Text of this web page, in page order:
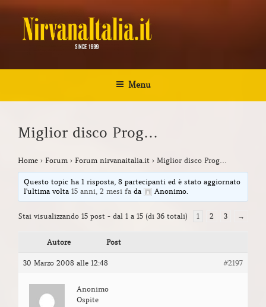
Salta
contenuto
NIRVANA ITALIA
Menu
Miglior disco Prog…
Home › Forum › Forum nirvanaitalia.it › Miglior disco Prog…
Questo topic ha 1 risposta, 8 partecipanti ed è stato aggiornato
l'ultima volta15 anni, 2 mesi fa da Anonimo.
Stai visualizzando 15 post - dal 1 a 15 (di 36 totali) 1 2 3 →
Autore Post
30 Marzo 2008 alle 12:48 #2197
Anonimo
Ospite